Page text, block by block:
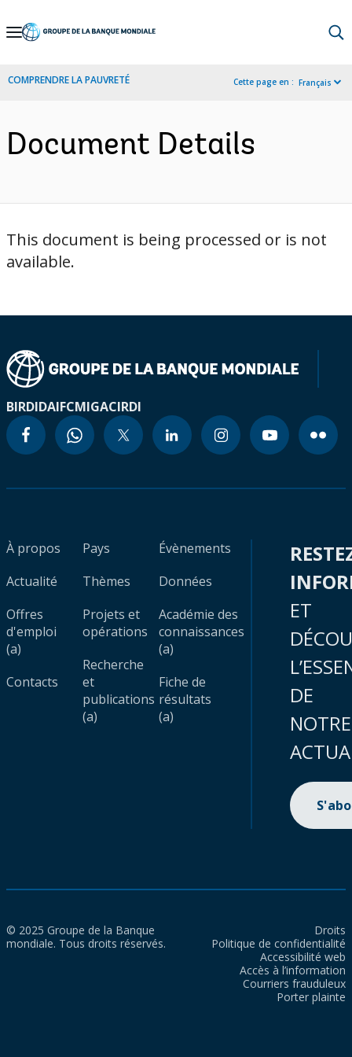
Skip
Navigation
COMPRENDRE LA PAUVRETÉ Cette page en : Français
Document Details
This document is being processed or is not
available.
BIRDIDAIFCMIGACIRDI
À propos
Actualité
Offres
d'emploi
(a)
Contacts
Pays
Thèmes
Projets et
opérations
Recherche
et
publications
(a)
Évènements
Données
Académie des
connaissances
(a)
Fiche de
résultats
(a)
ET
DE
NOTRE
© 2025 Groupe de la Banque
mondiale. Tous droits réservés.
Droits
Politique de confidentialité
Accessibilité web
Accès à l’information
Courriers frauduleux
Porter plainte